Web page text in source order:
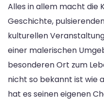
Alles in allem macht die
Geschichte,
kulturellen
einer malerischen
besonderen Ort zum
nicht so bekannt ist wie
hat es seinen eigenen